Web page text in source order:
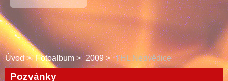
Úvod Fotoalbum 2009 THL Nedvědice
Pozvánky